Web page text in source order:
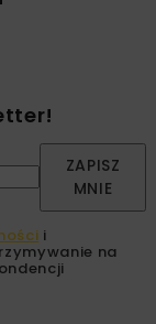
ZAPISZ
MNIE
i
na